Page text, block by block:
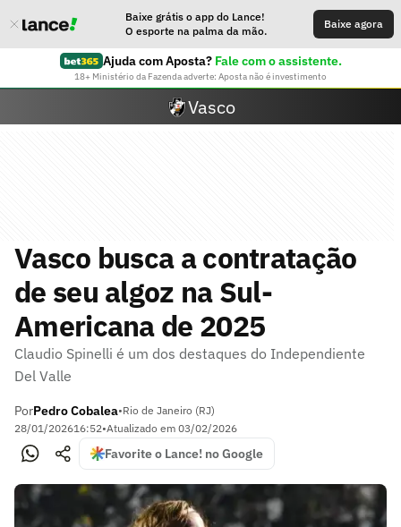
Baixe grátis o app do Lance!
O esporte na palma da mão.
Baixe agora
Ajuda com Aposta? Fale com o assistente.
18+ Ministério da Fazenda adverte: Aposta não é investimento
Vasco
Vasco busca a contratação
de seu algoz na Sul-
Americana de 2025
Claudio Spinelli é um dos destaques do Independiente
Del Valle
PorPedro Cobalea•Rio de Janeiro (RJ)
28/01/202616:52•Atualizado em 03/02/2026
Favorite o Lance! no Google